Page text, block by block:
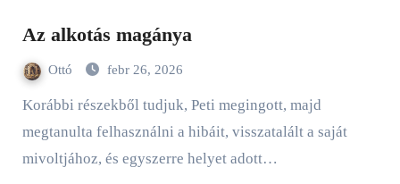
Az alkotás magánya
Ottó febr 26, 2026
Korábbi részekből tudjuk, Peti megingott, majd
megtanulta felhasználni a hibáit, visszatalált a saját
mivoltjához, és egyszerre helyet adott…